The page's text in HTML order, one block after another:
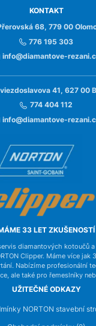
KONTAKT
68, 779 00
776 195 303
info@diamantove-
41, 627 00
774 404 112
info@diamantove-
33 LET ZKUŠENOSTÍ
diamantových kotoučů
Clipper. Máme více jak
Nabízíme profesionální
ale také pro řemeslníky
UŽITEČNÉ ODKAZY
NORTON stavební